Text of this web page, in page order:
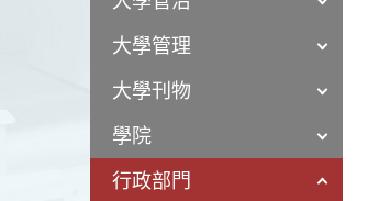
大學管理
大學刊物
學院
行政部門